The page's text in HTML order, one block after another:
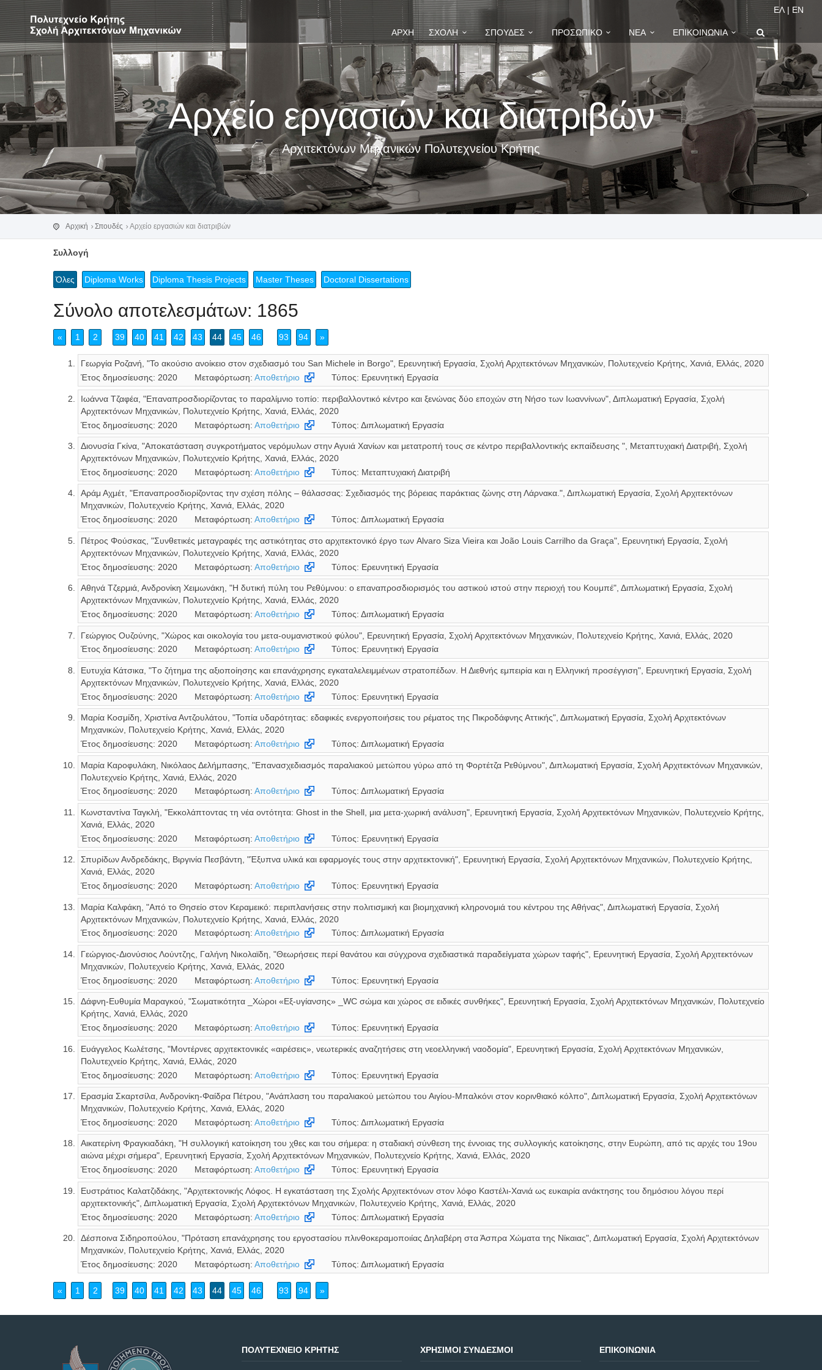
ΕΛ | EN
ΑΡΧΉ ΣΧΟΛΉ ΣΠΟΥΔΈΣ ΠΡΟΣΩΠΙΚΌ ΝΈΑ ΕΠΙΚΟΙΝΩΝΊΑ
Αρχείο εργασιών και διατριβών
Αρχιτεκτόνων Μηχανικών Πολυτεχνείου Κρήτης
Αρχική Σπουδές Αρχείο εργασιών και διατριβών
Συλλογή
Όλες Diploma Works Diploma Thesis Projects Master Theses Doctoral Dissertations
Σύνολο αποτελεσμάτων: 1865
« 1 2 39 40 41 42 43 44 45 46 93 94 »
Γεωργία Ροζανή, "Το ακούσιο ανοίκειο στον σχεδιασμό του San Michele in Borgo", Ερευνητική Εργασία, Σχολή Αρχιτεκτόνων Μηχανικών, Πολυτεχνείο Κρήτης, Χανιά, Ελλάς, 2020
Έτος δημοσίευσης: 2020
Μεταφόρτωση:Αποθετήριο Τύπος: Ερευνητική Εργασία
Ιωάννα Τζαφέα, "Επαναπροσδιορίζοντας το παραλίμνιο τοπίο: περιβαλλοντικό κέντρο και ξενώνας δύο εποχών στη Νήσο των Ιωαννίνων", Διπλωματική Εργασία, Σχολή
Αρχιτεκτόνων Μηχανικών, Πολυτεχνείο Κρήτης, Χανιά, Ελλάς, 2020
Έτος δημοσίευσης: 2020
Μεταφόρτωση:Αποθετήριο Τύπος: Διπλωματική Εργασία
Διονυσία Γκίνα, "Αποκατάσταση συγκροτήματος νερόμυλων στην Αγυιά Χανίων και μετατροπή τους σε κέντρο περιβαλλοντικής εκπαίδευσης ", Μεταπτυχιακή Διατριβή, Σχολή
Αρχιτεκτόνων Μηχανικών, Πολυτεχνείο Κρήτης, Χανιά, Ελλάς, 2020
Έτος δημοσίευσης: 2020
Μεταφόρτωση:Αποθετήριο Τύπος: Μεταπτυχιακή Διατριβή
Αράμ Αχμέτ, "Επαναπροσδιορίζοντας την σχέση πόλης – θάλασσας: Σχεδιασμός της βόρειας παράκτιας ζώνης στη Λάρνακα.", Διπλωματική Εργασία, Σχολή Αρχιτεκτόνων
Μηχανικών, Πολυτεχνείο Κρήτης, Χανιά, Ελλάς, 2020
Έτος δημοσίευσης: 2020
Μεταφόρτωση:Αποθετήριο Τύπος: Διπλωματική Εργασία
Πέτρος Φούσκας, "Συνθετικές μεταγραφές της αστικότητας στο αρχιτεκτονικό έργο των Alvaro Siza Vieira και João Louis Carrilho da Graça", Ερευνητική Εργασία, Σχολή
Αρχιτεκτόνων Μηχανικών, Πολυτεχνείο Κρήτης, Χανιά, Ελλάς, 2020
Έτος δημοσίευσης: 2020
Μεταφόρτωση:Αποθετήριο Τύπος: Ερευνητική Εργασία
Αθηνά Τζερμιά, Ανδρονίκη Χειμωνάκη, "H δυτική πύλη του Ρεθύμνου: ο επαναπροσδιορισμός του αστικού ιστού στην περιοχή του Κουμπέ", Διπλωματική Εργασία, Σχολή
Αρχιτεκτόνων Μηχανικών, Πολυτεχνείο Κρήτης, Χανιά, Ελλάς, 2020
Έτος δημοσίευσης: 2020
Μεταφόρτωση:Αποθετήριο Τύπος: Διπλωματική Εργασία
Γεώργιος Ουζούνης, "Χώρος και οικολογία του μετα-ουμανιστικού φύλου", Ερευνητική Εργασία, Σχολή Αρχιτεκτόνων Μηχανικών, Πολυτεχνείο Κρήτης, Χανιά, Ελλάς, 2020
Έτος δημοσίευσης: 2020
Μεταφόρτωση:Αποθετήριο Τύπος: Ερευνητική Εργασία
Ευτυχία Κάτσικα, "Tο ζήτημα της αξιοποίησης και επανάχρησης εγκαταλελειμμένων στρατοπέδων. Η Διεθνής εμπειρία και η Ελληνική προσέγγιση", Ερευνητική Εργασία, Σχολή
Αρχιτεκτόνων Μηχανικών, Πολυτεχνείο Κρήτης, Χανιά, Ελλάς, 2020
Έτος δημοσίευσης: 2020
Μεταφόρτωση:Αποθετήριο Τύπος: Ερευνητική Εργασία
Μαρία Κοσμίδη, Χριστίνα Αντζουλάτου, "Τοπία υδαρότητας: εδαφικές ενεργοποιήσεις του ρέματος της Πικροδάφνης Αττικής", Διπλωματική Εργασία, Σχολή Αρχιτεκτόνων
Μηχανικών, Πολυτεχνείο Κρήτης, Χανιά, Ελλάς, 2020
Έτος δημοσίευσης: 2020
Μεταφόρτωση:Αποθετήριο Τύπος: Διπλωματική Εργασία
Μαρία Καροφυλάκη, Νικόλαος Δελήμπασης, "Επανασχεδιασμός παραλιακού μετώπου γύρω από τη Φορτέτζα Ρεθύμνου", Διπλωματική Εργασία, Σχολή Αρχιτεκτόνων Μηχανικών,
Πολυτεχνείο Κρήτης, Χανιά, Ελλάς, 2020
Έτος δημοσίευσης: 2020
Μεταφόρτωση:Αποθετήριο Τύπος: Διπλωματική Εργασία
Κωνσταντίνα Ταγκλή, "Εκκολάπτοντας τη νέα οντότητα: Ghost in the Shell, μια μετα-χωρική ανάλυση", Ερευνητική Εργασία, Σχολή Αρχιτεκτόνων Μηχανικών, Πολυτεχνείο Κρήτης,
Χανιά, Ελλάς, 2020
Έτος δημοσίευσης: 2020
Μεταφόρτωση:Αποθετήριο Τύπος: Ερευνητική Εργασία
Σπυρίδων Ανδρεδάκης, Βιργινία Πεσβάντη, "Έξυπνα υλικά και εφαρμογές τους στην αρχιτεκτονική", Ερευνητική Εργασία, Σχολή Αρχιτεκτόνων Μηχανικών, Πολυτεχνείο Κρήτης,
Χανιά, Ελλάς, 2020
Έτος δημοσίευσης: 2020
Μεταφόρτωση:Αποθετήριο Τύπος: Ερευνητική Εργασία
Μαρία Καλφάκη, "Από το Θησείο στον Κεραμεικό: περιπλανήσεις στην πολιτισμική και βιομηχανική κληρονομιά του κέντρου της Αθήνας", Διπλωματική Εργασία, Σχολή
Αρχιτεκτόνων Μηχανικών, Πολυτεχνείο Κρήτης, Χανιά, Ελλάς, 2020
Έτος δημοσίευσης: 2020
Μεταφόρτωση:Αποθετήριο Τύπος: Διπλωματική Εργασία
Γεώργιος-Διονύσιος Λούντζης, Γαλήνη Νικολαϊδη, "Θεωρήσεις περί θανάτου και σύγχρονα σχεδιαστικά παραδείγματα χώρων ταφής", Ερευνητική Εργασία, Σχολή Αρχιτεκτόνων
Μηχανικών, Πολυτεχνείο Κρήτης, Χανιά, Ελλάς, 2020
Έτος δημοσίευσης: 2020
Μεταφόρτωση:Αποθετήριο Τύπος: Ερευνητική Εργασία
Δάφνη-Ευθυμία Μαραγκού, "Σωματικότητα _Χώροι «Εξ-υγίανσης» _WC σώμα και χώρος σε ειδικές συνθήκες", Ερευνητική Εργασία, Σχολή Αρχιτεκτόνων Μηχανικών, Πολυτεχνείο
Κρήτης, Χανιά, Ελλάς, 2020
Έτος δημοσίευσης: 2020
Μεταφόρτωση:Αποθετήριο Τύπος: Ερευνητική Εργασία
Ευάγγελος Κωλέτσης, "Μοντέρνες αρχιτεκτονικές «αιρέσεις», νεωτερικές αναζητήσεις στη νεοελληνική ναοδομία", Ερευνητική Εργασία, Σχολή Αρχιτεκτόνων Μηχανικών,
Πολυτεχνείο Κρήτης, Χανιά, Ελλάς, 2020
Έτος δημοσίευσης: 2020
Μεταφόρτωση:Αποθετήριο Τύπος: Ερευνητική Εργασία
Ερασμία Σκαρτσίλα, Ανδρονίκη-Φαίδρα Πέτρου, "Ανάπλαση του παραλιακού μετώπου του Αιγίου-Μπαλκόνι στον κορινθιακό κόλπο", Διπλωματική Εργασία, Σχολή Αρχιτεκτόνων
Μηχανικών, Πολυτεχνείο Κρήτης, Χανιά, Ελλάς, 2020
Έτος δημοσίευσης: 2020
Μεταφόρτωση:Αποθετήριο Τύπος: Διπλωματική Εργασία
Αικατερίνη Φραγκιαδάκη, "Η συλλογική κατοίκηση του χθες και του σήμερα: η σταδιακή σύνθεση της έννοιας της συλλογικής κατοίκησης, στην Ευρώπη, από τις αρχές του 19ου
αιώνα μέχρι σήμερα", Ερευνητική Εργασία, Σχολή Αρχιτεκτόνων Μηχανικών, Πολυτεχνείο Κρήτης, Χανιά, Ελλάς, 2020
Έτος δημοσίευσης: 2020
Μεταφόρτωση:Αποθετήριο Τύπος: Ερευνητική Εργασία
Ευστράτιος Καλατζιδάκης, "Αρχιτεκτονικής Λόφος. Η εγκατάσταση της Σχολής Αρχιτεκτόνων στον λόφο Καστέλι-Χανιά ως ευκαιρία ανάκτησης του δημόσιου λόγου περί
αρχιτεκτονικής", Διπλωματική Εργασία, Σχολή Αρχιτεκτόνων Μηχανικών, Πολυτεχνείο Κρήτης, Χανιά, Ελλάς, 2020
Έτος δημοσίευσης: 2020
Μεταφόρτωση:Αποθετήριο Τύπος: Διπλωματική Εργασία
Δέσποινα Σιδηροπούλου, "Πρόταση επανάχρησης του εργοστασίου πλινθοκεραμοποιίας Δηλαβέρη στα Άσπρα Χώματα της Νίκαιας", Διπλωματική Εργασία, Σχολή Αρχιτεκτόνων
Μηχανικών, Πολυτεχνείο Κρήτης, Χανιά, Ελλάς, 2020
Έτος δημοσίευσης: 2020
Μεταφόρτωση:Αποθετήριο Τύπος: Διπλωματική Εργασία
« 1 2 39 40 41 42 43 44 45 46 93 94 »
ΠΟΛΥΤΕΧΝΕΊΟ ΚΡΉΤΗΣ ΧΡΉΣΙΜΟΙ ΣΎΝΔΕΣΜΟΙ ΕΠΙΚΟΙΝΩΝΊΑ